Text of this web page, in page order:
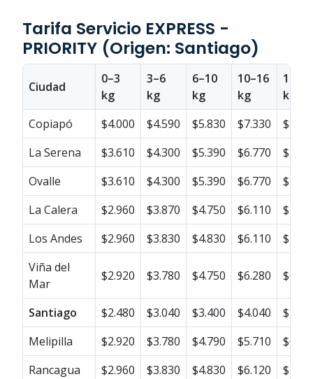
Tarifa Servicio EXPRESS -
PRIORITY (Origen: Santiago)
Ciudad
0–3
kg
3–6
kg
6–10
kg
10–16
kg
kg
Copiapó
$4.000 $4.590 $5.830 $7.330
La Serena
$3.610 $4.300 $5.390 $6.770
Ovalle
$3.610 $4.300 $5.390 $6.770
La Calera
$2.960 $3.870 $4.750 $6.110
Los Andes
$2.960 $3.830 $4.830 $6.110
Viña del
Mar
$2.920 $3.780 $4.750 $6.280
Santiago $2.480 $3.040 $3.400 $4.040
Melipilla
$2.920 $3.780 $4.790 $5.710
Rancagua
$2.960 $3.830 $4.830 $6.120